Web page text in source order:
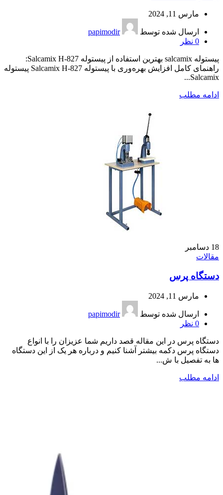
مارس 11, 2024
ارسال شده توسط
papimodir
0 نظر
پیستوله salcamix بهترین استفاده از پیستوله Salcamix H-827:
راهنمای کامل افزایش بهره‌وری با پیستوله Salcamix H-827 پیستوله
Salcamix...
ادامه مطلب
18 دسامبر
مقالات
دستگاه پرس
مارس 11, 2024
ارسال شده توسط
papimodir
0 نظر
دستگاه پرس در این مقاله قصد داریم شما عزیزان را با انواع
دستگاه پرس دکمه بیشتر آشنا کنیم و درباره هر یک از این دستگاه
ها به تفصیل با ش...
ادامه مطلب